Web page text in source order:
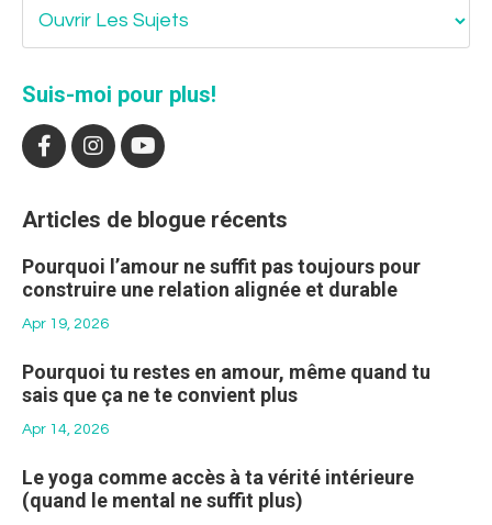
Suis-moi pour plus!
Articles de blogue récents
Pourquoi l’amour ne suffit pas toujours pour
construire une relation alignée et durable
Apr 19, 2026
Pourquoi tu restes en amour, même quand tu
sais que ça ne te convient plus
Apr 14, 2026
Le yoga comme accès à ta vérité intérieure
(quand le mental ne suffit plus)